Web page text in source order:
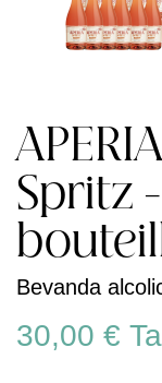
Spritz
Bevanda
30,00 €